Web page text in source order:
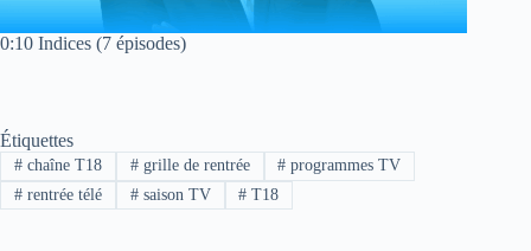
0:10 Indices (7 épisodes)
Étiquettes
#chaîne T18 #grille de rentrée # programmes TV
#rentrée télé #saison TV # T18